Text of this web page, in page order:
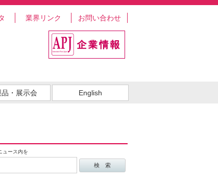
業界リンク お問い合わせ
品・展示会 English
ュース内を